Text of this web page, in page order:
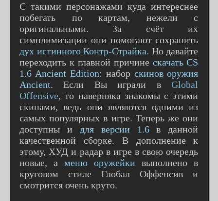
С такими персонажами куда интереснее
побегать по картам, нежели с
оригинальными. За счёт их
симплимизации они помогают сохранить
дух истинного Контр-Страйка. Но давайте
переходить к главной причине скачать CS
1.6 Ancient Edition: набор скинов оружия
Ancient. Если Вы играли вGlobal
Offensive, то наверняка знакомы с этими
скинами, ведь они являются одними из
самых популярных в игре. Теперь же они
доступны и для версии 1.6в данной
качественной сборке. В дополнение к
этому, ХУД и радар в игре в свою очередь
новые, аменю оружейки выполнено в
круговом стиле Глобал Оффенсив и
смотрится очень круто.